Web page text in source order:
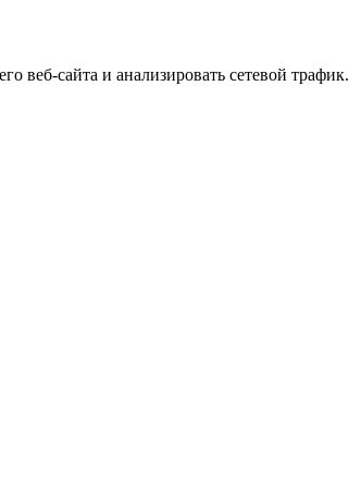
веб-сайта и анализировать сетевой трафик.